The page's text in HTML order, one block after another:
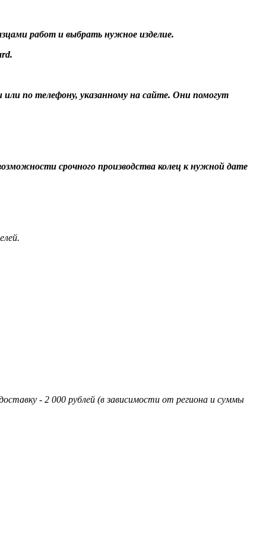
работ и выбрать нужное изделие.
или по телефону, указанному на сайте. Они помогут
срочного производства колец к нужной дате
- 2 000 рублей (в зависимости от региона и суммы